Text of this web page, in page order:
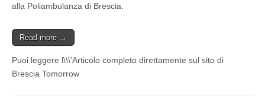
alla Poliambulanza di Brescia.
Read more →
Puoi leggere l\\\’Articolo completo direttamente sul sito di
Brescia Tomorrow